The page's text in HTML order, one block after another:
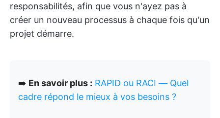
responsabilités, afin que vous n'ayez pas à
créer un nouveau processus à chaque fois qu'un
projet démarre.
➡️ En savoir plus : RAPID ou RACI — Quel
cadre répond le mieux à vos besoins ?